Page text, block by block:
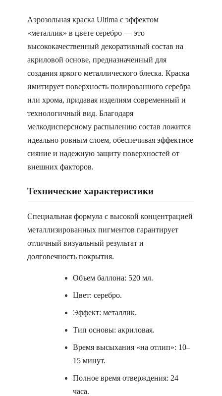
Аэрозольная краска Ultima с эффектом
«металлик» в цвете серебро — это
высококачественный декоративный состав на
акриловой основе, предназначенный для
создания яркого металлического блеска. Краска
имитирует поверхность полированного серебра
или хрома, придавая изделиям современный и
технологичный вид. Благодаря
мелкодисперсному распылению состав ложится
идеально ровным слоем, обеспечивая эффектное
сияние и надежную защиту поверхностей от
внешних факторов.
Технические характеристики
Специальная формула с высокой концентрацией
металлизированных пигментов гарантирует
отличный визуальный результат и
долговечность покрытия.
Объем баллона: 520 мл.
Цвет: серебро.
Эффект: металлик.
Тип основы: акриловая.
Время высыхания «на отлип»: 10–
15 минут.
Полное время отверждения: 24
часа.